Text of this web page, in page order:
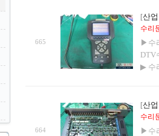
665
[산
수리
▶수
DTV
▶ 수
664
[산
수리
▶수